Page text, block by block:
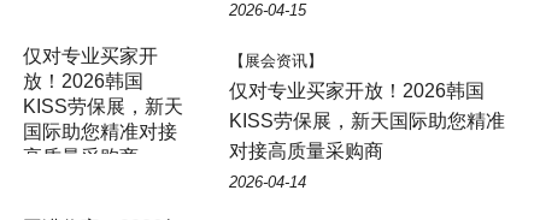
2026-04-15
仅对专业买家开
放！2026韩国
KISS劳保展，新天
国际助您精准对接
高质量采购商
【展会资讯】
仅对专业买家开放！2026韩国
KISS劳保展，新天国际助您精准
对接高质量采购商
2026-04-14